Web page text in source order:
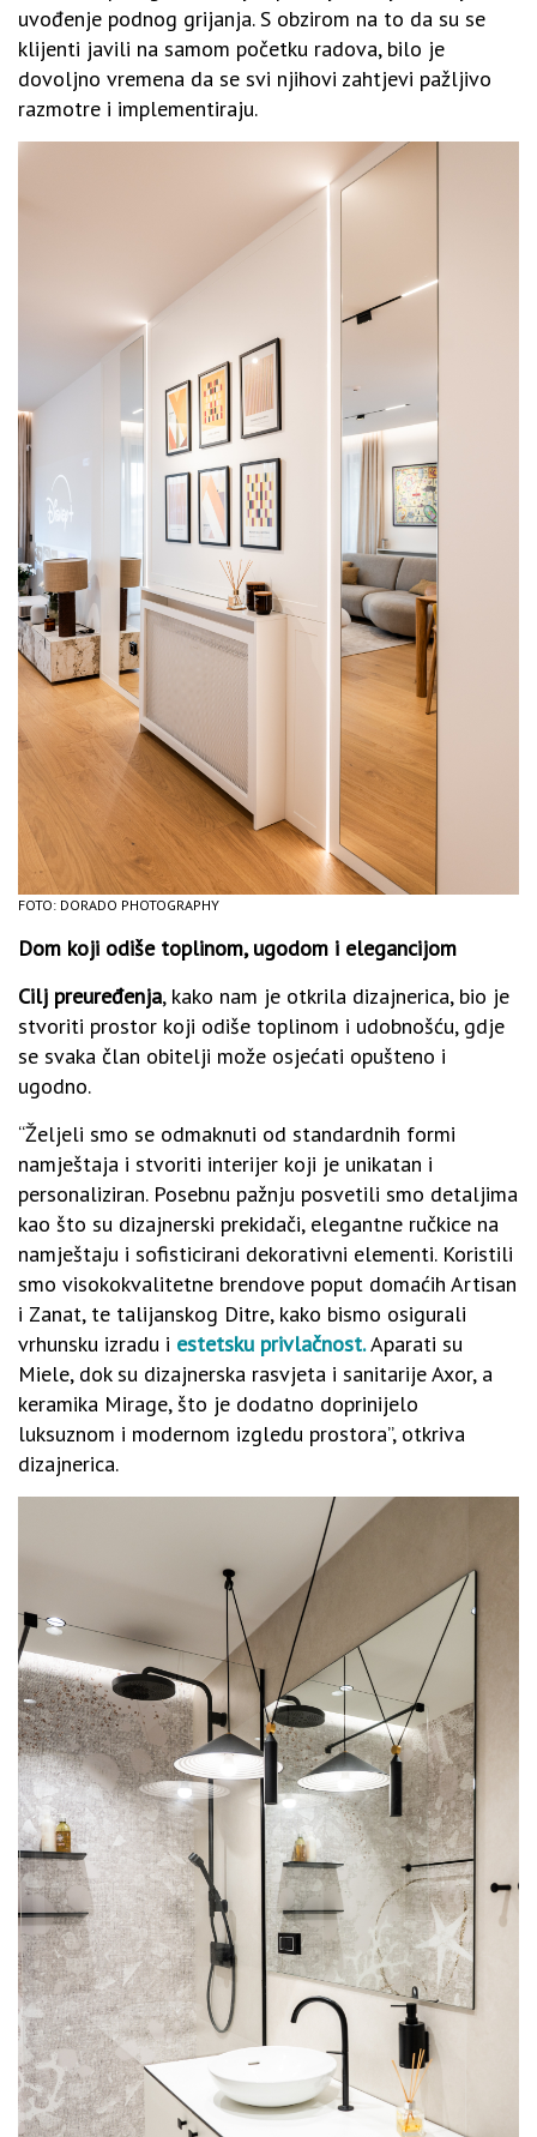
uvođenje podnog grijanja. S obzirom na to da su se
klijenti javili na samom početku radova, bilo je
dovoljno vremena da se svi njihovi zahtjevi pažljivo
razmotre i implementiraju.
FOTO: DORADO PHOTOGRAPHY
Dom koji odiše toplinom, ugodom i elegancijom
Cilj preuređenja, kako nam je otkrila dizajnerica, bio je
stvoriti prostor koji odiše toplinom i udobnošću, gdje
se svaka član obitelji može osjećati opušteno i
ugodno.
“Željeli smo se odmaknuti od standardnih formi
namještaja i stvoriti interijer koji je unikatan i
personaliziran. Posebnu pažnju posvetili smo detaljima
kao što su dizajnerski prekidači, elegantne ručkice na
namještaju i sofisticirani dekorativni elementi. Koristili
smo visokokvalitetne brendove poput domaćih Artisan
i Zanat, te talijanskog Ditre, kako bismo osigurali
vrhunsku izradu i estetsku privlačnost.Aparati su
Miele, dok su dizajnerska rasvjeta i sanitarije Axor, a
keramika Mirage, što je dodatno doprinijelo
luksuznom i modernom izgledu prostora”, otkriva
dizajnerica.